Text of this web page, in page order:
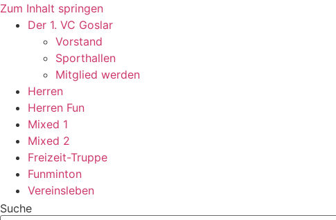
Zum Inhalt springen
Der 1. VC Goslar
Vorstand
Sporthallen
Mitglied werden
Herren
Herren Fun
Mixed 1
Mixed 2
Freizeit-Truppe
Funminton
Vereinsleben
Suche